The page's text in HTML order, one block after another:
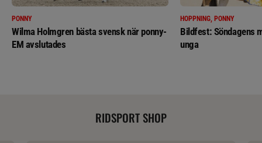
PONNY
Wilma Holmgren bästa svensk när ponny-
EM avslutades
HOPPNING, PONNY
Bildfest: Söndagens
unga
RIDSPORT SHOP